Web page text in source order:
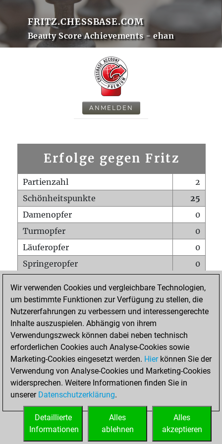
FRITZ.CHESSBASE.COM
Beauty Score Achievements - ehan
ANMELDEN
Erfolge gegen Fritz
Partienzahl
2
Schönheitspunkte
25
Damenopfer
0
Turmopfer
0
Läuferopfer
0
Springeropfer
0
Matt auf vollem Brett
0
Bauer setzt Matt
0
Erstickte Matts
Unterverwandlungen
Türme auf der siebten
0
STARTSEITE
Wir verwenden Cookies und vergleichbare Technologien,
um bestimmte Funktionen zur Verfügung zu stellen, die
Nutzererfahrungen zu verbessern und interessengerechte
Inhalte auszuspielen. Abhängig von ihrem
Verwendungszweck können dabei neben technisch
erforderlichen Cookies auch Analyse-Cookies sowie
Marketing-Cookies eingesetzt werden. Hierkönnen Sie der
Verwendung von Analyse-Cookies und Marketing-Cookies
widersprechen. Weitere Informationen finden Sie in
unserer Datenschutzerklärung.
Alles
akzeptieren
Alles
ablehnen
Detaillierte
Informationen